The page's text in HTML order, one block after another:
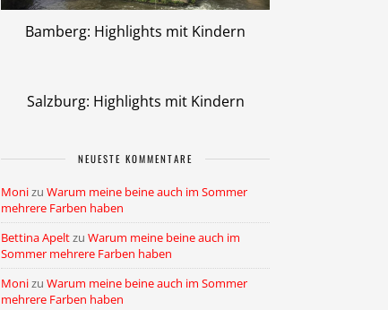
Bamberg: Highlights mit Kindern
Salzburg: Highlights mit Kindern
NEUESTE KOMMENTARE
Monizu Warum meine beine auch im Sommer
mehrere Farben haben
Bettina Apeltzu Warum meine beine auch im
Sommer mehrere Farben haben
Monizu Warum meine beine auch im Sommer
mehrere Farben haben